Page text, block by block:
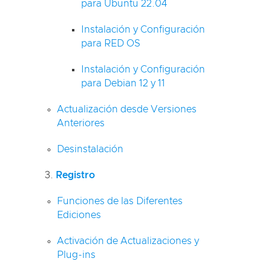
para Ubuntu 22.04
Instalación y Configuración
para RED OS
Instalación y Configuración
para Debian 12 y 11
Actualización desde Versiones
Anteriores
Desinstalación
Registro
Funciones de las Diferentes
Ediciones
Activación de Actualizaciones y
Plug-ins